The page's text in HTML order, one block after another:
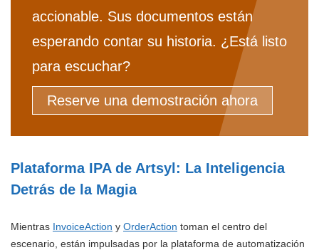
accionable. Sus documentos están
esperando contar su historia. ¿Está listo
para escuchar?
Reserve una demostración ahora
Plataforma IPA de Artsyl: La Inteligencia
Detrás de la Magia
Mientras InvoiceAction y OrderAction toman el centro del
escenario, están impulsadas por la plataforma de automatización